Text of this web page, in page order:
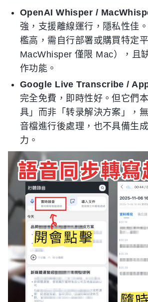
OpenAI Whisper /
強，支援離線運行，隱私性佳
檻高，需自行部署或購買特定
MacWhisper 僅限 Mac），且
作功能。
Google Live Transcribe /
完全免費，即時性好。但它們
具」而非「转录解決方案」，
音檔進行後處理，也不具備生
力。